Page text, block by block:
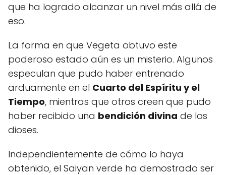
que ha logrado alcanzar un nivel más allá de
eso.
La forma en que Vegeta obtuvo este
poderoso estado aún es un misterio. Algunos
especulan que pudo haber entrenado
arduamente en el Cuarto del Espíritu y el
Tiempo, mientras que otros creen que pudo
haber recibido una bendición divina de los
dioses.
Independientemente de cómo lo haya
obtenido, el Saiyan verde ha demostrado ser